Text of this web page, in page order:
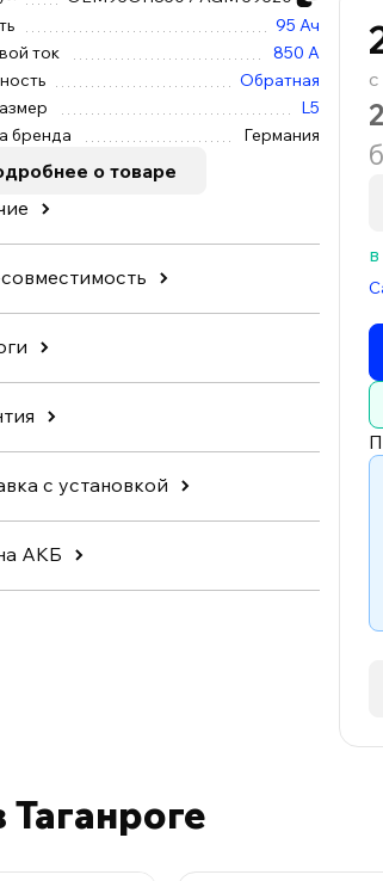
95 Ач
ток
850 А
Обратная
L5
бренда
Германия
о товаре
с установкой
АКБ